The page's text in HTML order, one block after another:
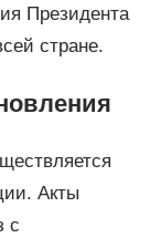
Президента
стране.
Акты
с